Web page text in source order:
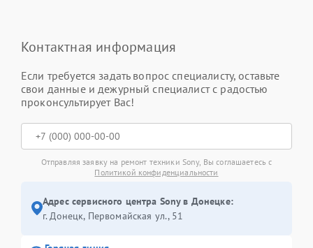
Контактная информация
Если требуется задать вопрос специалисту, оставьте
свои данные и дежурный специалист с радостью
проконсультирует Вас!
Отправляя заявку на ремонт техники Sony, Вы соглашаетесь с
Политикой конфиденциальности
Адрес сервисного центра Sony в Донецке:
г. Донецк, Первомайская ул., 51